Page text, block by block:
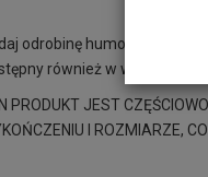
odrobinę humoru do
również w wersji z
PRODUKT JEST
I ROZMIARZE,